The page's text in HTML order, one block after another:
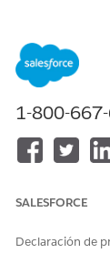
Developer
NOTA
Field
Operations.
aplicaciones
1-800-
SALESFORCE
Declaración de